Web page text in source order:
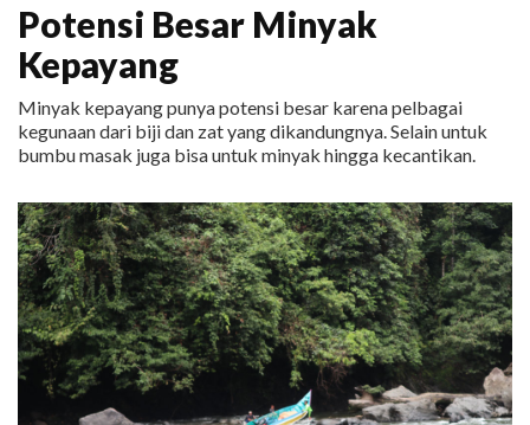
Potensi Besar Minyak
Kepayang
Minyak kepayang punya potensi besar karena pelbagai
kegunaan dari biji dan zat yang dikandungnya. Selain untuk
bumbu masak juga bisa untuk minyak hingga kecantikan.